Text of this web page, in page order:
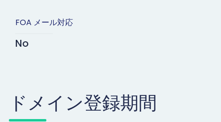
FOA メール対応
No
ドメイン登録期間